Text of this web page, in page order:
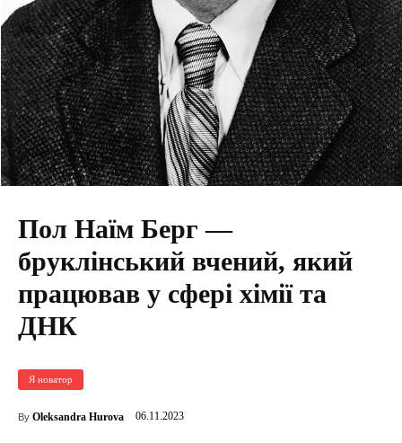
Пол Наїм Берг —
бруклінський вчений, який
працював у сфері хімії та
ДНК
Я новатор
By Oleksandra Hurova 06.11.2023